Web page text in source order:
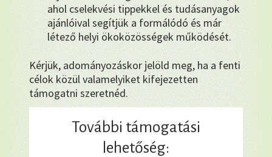
ahol cselekvési tippekkel és tudásanyagok
ajánlóival segítjük a formálódó és már
létező helyi ökoközösségek működését.
Kérjük, adományozáskor jelöld meg, ha a fenti
célok közül valamelyiket kifejezetten
támogatni szeretnéd.
További támogatási
lehetőség: